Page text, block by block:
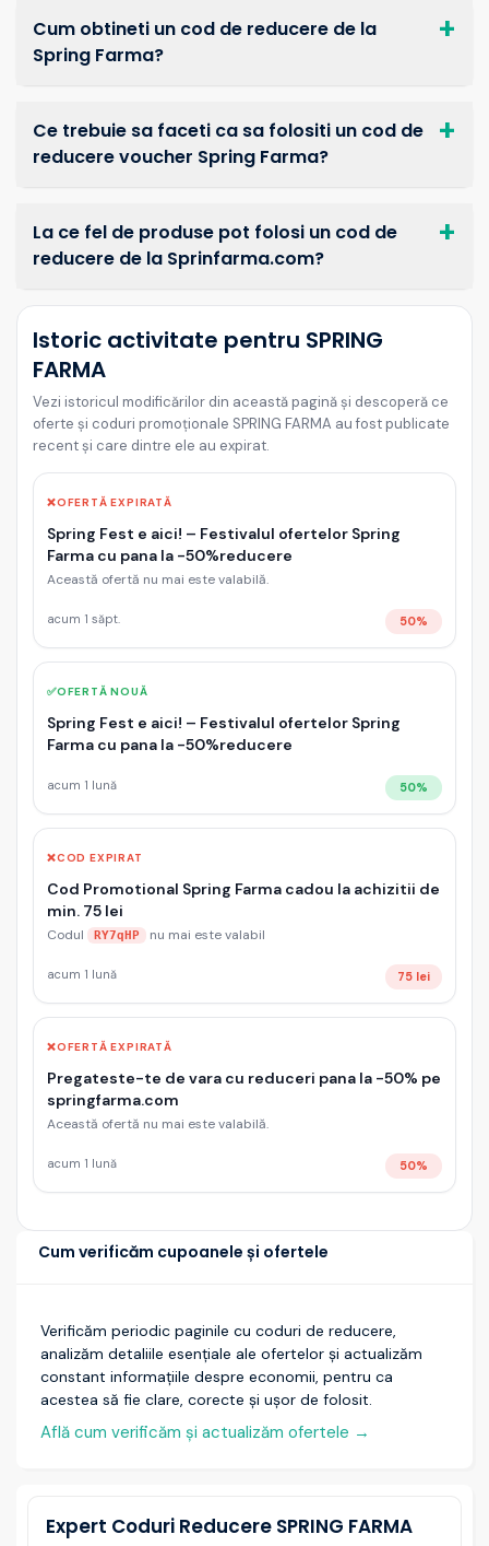
Cum obtineti un cod de reducere de la
Spring Farma?
Ce trebuie sa faceti ca sa folositi un cod de
reducere voucher Spring Farma?
La ce fel de produse pot folosi un cod de
reducere de la Sprinfarma.com?
Istoric activitate pentru SPRING
FARMA
Vezi istoricul modificărilor din această pagină și descoperă ce
oferte și coduri promoționale SPRING FARMA au fost publicate
recent și care dintre ele au expirat.
❌OFERTĂ EXPIRATĂ
Spring Fest e aici! – Festivalul ofertelor Spring
Farma cu pana la -50%reducere
Această ofertă nu mai este valabilă.
acum 1 săpt. 50%
✅OFERTĂ NOUĂ
Spring Fest e aici! – Festivalul ofertelor Spring
Farma cu pana la -50%reducere
acum 1 lună 50%
❌COD EXPIRAT
Cod Promotional Spring Farma cadou la achizitii de
min. 75 lei
Codul RY7qHP nu mai este valabil
acum 1 lună 75 lei
❌OFERTĂ EXPIRATĂ
Pregateste-te de vara cu reduceri pana la -50% pe
springfarma.com
Această ofertă nu mai este valabilă.
acum 1 lună 50%
Cum verificăm cupoanele și ofertele
Verificăm periodic paginile cu coduri de reducere,
analizăm detaliile esențiale ale ofertelor și actualizăm
constant informațiile despre economii, pentru ca
acestea să fie clare, corecte și ușor de folosit.
Află cum verificăm și actualizăm ofertele →
Expert Coduri Reducere SPRING FARMA